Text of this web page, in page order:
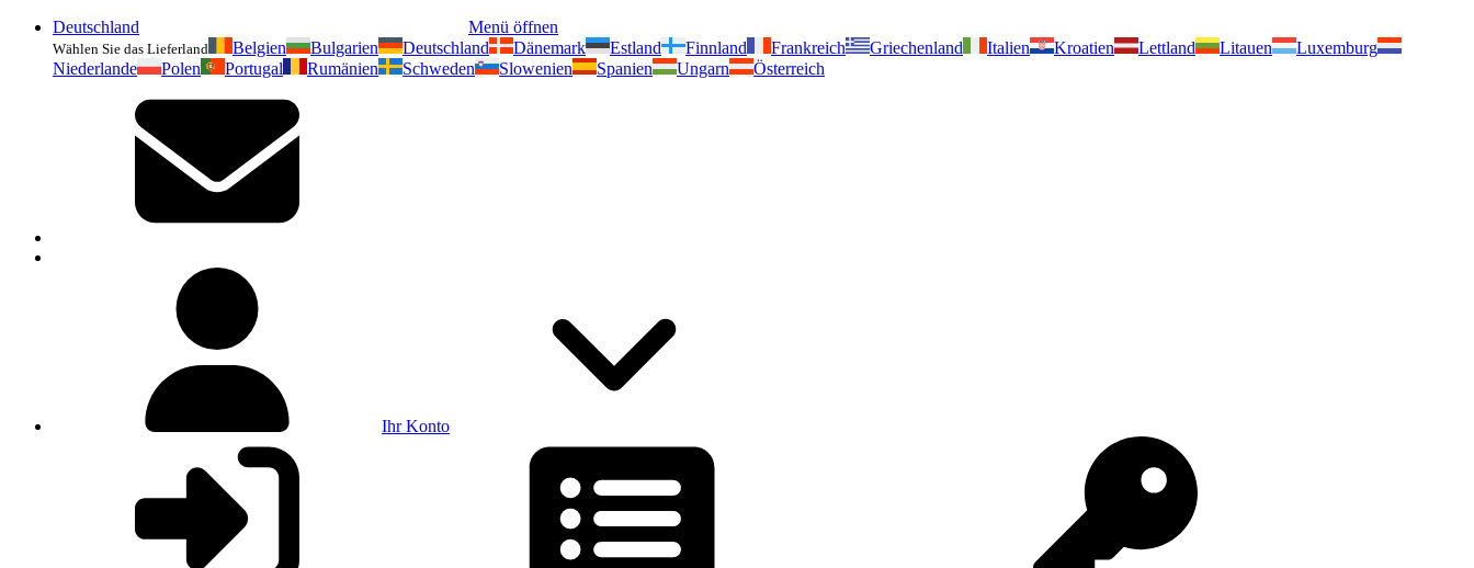
Deutschland Menü öffnen
Wählen Sie das Lieferland Belgien Bulgarien Deutschland Dänemark Estland Finnland Frankreich Griechenland Italien Kroatien Lettland Litauen
Luxemburg
Niederlande
Polen Portugal Rumänien Schweden Slowenien Spanien Ungarn Österreich
Ihr Konto